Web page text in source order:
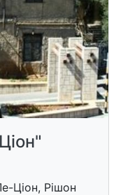
Ціон, Рішон